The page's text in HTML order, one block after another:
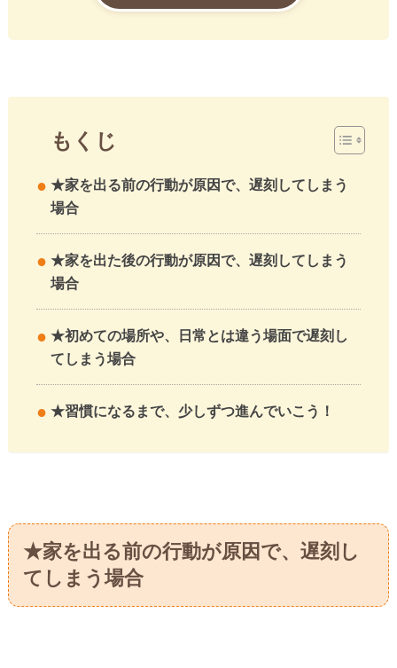
もくじ
★家を出る前の行動が原因で、遅刻してしまう
場合
★家を出た後の行動が原因で、遅刻してしまう
場合
★初めての場所や、日常とは違う場面で遅刻し
てしまう場合
★習慣になるまで、少しずつ進んでいこう！
★家を出る前の行動が原因で、遅刻し
てしまう場合